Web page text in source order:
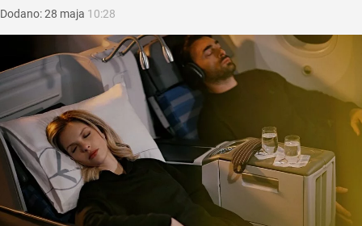
Dodano:28 maja 10:28